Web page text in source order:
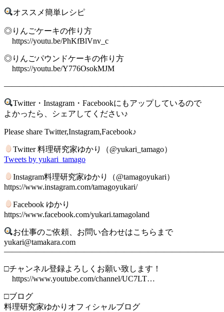
オススメ簡単レシピ
◎りんごケーキの作り方
https://youtu.be/PhKfBlVnv_c
◎りんごパウンドケーキの作り方
https://youtu.be/Y776OsokMJM
Twitter・Instagram・Facebookにもアップしているので
よかったら、シェアしてください♪
Please share Twitter,Instagram,Facebook♪
Twitter 料理研究家ゆかり（@yukari_tamago）
Tweets by yukari_tamago
Instagram料理研究家ゆかり（@tamagoyukari）
https://www.instagram.com/tamagoyukari/
Facebook ゆかり
https://www.facebook.com/yukari.tamagoland
お仕事のご依頼、お問い合わせはこちらまで
yukari@tamakara.com
□チャンネル登録よろしくお願い致します！
https://www.youtube.com/channel/UC7LT…
□ブログ
料理研究家ゆかりオフィシャルブログ